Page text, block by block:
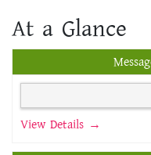
At a Glance
View Details →